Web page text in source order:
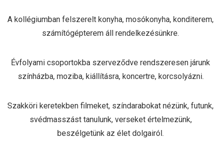
A kollégiumban felszerelt konyha, mosókonyha, konditerem,
számítógépterem áll rendelkezésünkre.
Évfolyami csoportokba szerveződve rendszeresen járunk
színházba, moziba, kiállításra, koncertre, korcsolyázni.
Szakköri keretekben filmeket, színdarabokat nézünk, futunk,
svédmasszást tanulunk, verseket értelmezünk,
beszélgetünk az élet dolgairól.